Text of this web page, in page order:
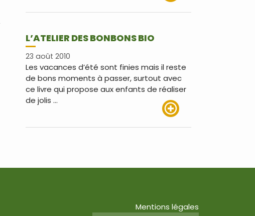
L’ATELIER DES BONBONS BIO
23 août 2010
Les vacances d’été sont finies mais il reste
de bons moments à passer, surtout avec
ce livre qui propose aux enfants de réaliser
de jolis …
Mentions légales